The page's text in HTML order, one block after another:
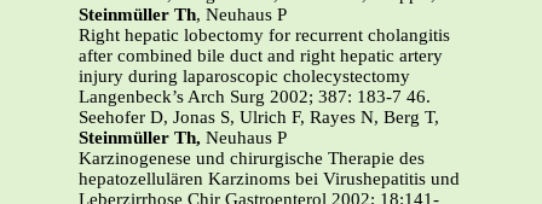
Steinmüller Th, Neuhaus P
Right hepatic lobectomy for recurrent cholangitis
after combined bile duct and right hepatic artery
injury during laparoscopic cholecystectomy
Langenbeck’s Arch Surg 2002; 387: 183-7 46.
Seehofer D, Jonas S, Ulrich F, Rayes N, Berg T,
Steinmüller Th, Neuhaus P
Karzinogenese und chirurgische Therapie des
hepatozellulären Karzinoms bei Virushepatitis und
Leberzirrhose Chir Gastroenterol 2002; 18:141-